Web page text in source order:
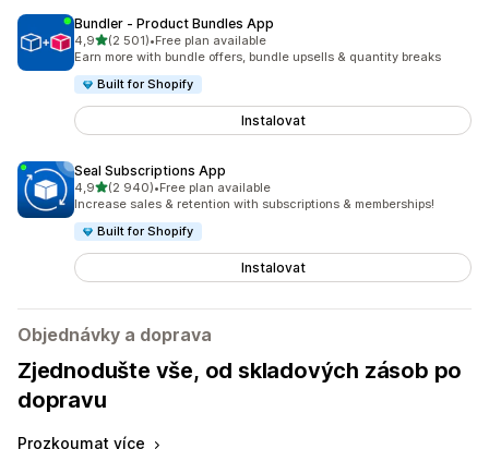
Bundler ‑ Product Bundles App
4,9z 5 hvězd
(2 501)
Celkový počet recenzí: 2501
•Free plan available
Earn more with bundle offers, bundle upsells & quantity breaks
Built for Shopify
Instalovat
Seal Subscriptions App
4,9z 5 hvězd
(2 940)
Celkový počet recenzí: 2940
•Free plan available
Increase sales & retention with subscriptions & memberships!
Built for Shopify
Instalovat
Objednávky a doprava
Zjednodušte vše, od skladových zásob po
dopravu
Prozkoumat více